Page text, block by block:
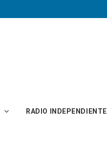
RADIO INDEPENDIENTE